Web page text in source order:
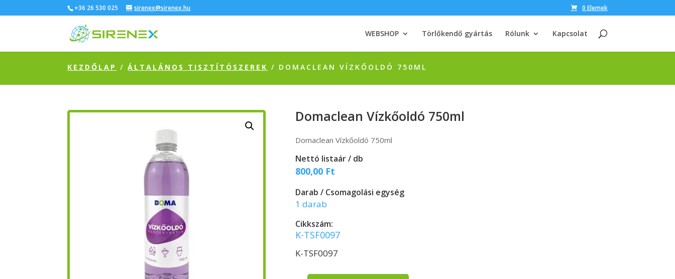
+36 26 530 025 sirenex@sirenex.hu 0 Elemek
WEBSHOP Törlőkendő gyártás Rólunk Kapcsolat
KEZDŐLAP /ÁLTALÁNOS TISZTÍTÓSZEREK / DOMACLEAN VÍZKŐOLDÓ 750ML
Domaclean Vízkőoldó 750ml
Domaclean Vízkőoldó 750ml
Nettó listaár / db
800,00 Ft
Darab / Csomagolási egység
1 darab
Cikkszám:
K-TSF0097
K-TSF0097